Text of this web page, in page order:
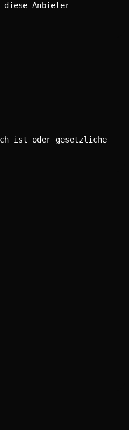
diese Anbieter
ist oder gesetzliche